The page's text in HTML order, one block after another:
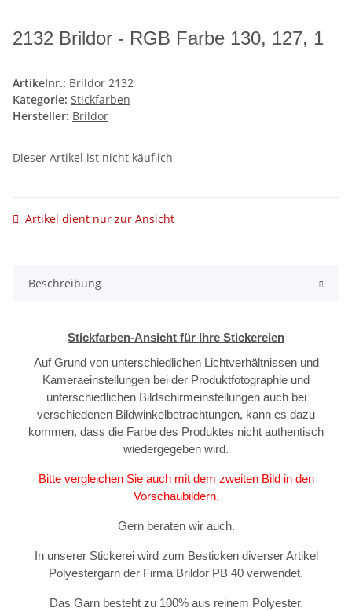
2132 Brildor - RGB Farbe 130, 127, 1
Artikelnr.: Brildor 2132
Kategorie: Stickfarben
Hersteller: Brildor
Dieser Artikel ist nicht käuflich
Artikel dient nur zur Ansicht
Beschreibung
Stickfarben-Ansicht für Ihre Stickereien
Auf Grund von unterschiedlichen Lichtverhältnissen und
Kameraeinstellungen bei der Produktfotographie und
unterschiedlichen Bildschirmeinstellungen auch bei
verschiedenen Bildwinkelbetrachtungen, kann es dazu
kommen, dass die Farbe des Produktes nicht authentisch
wiedergegeben wird.
Bitte vergleichen Sie auch mit dem zweiten Bild in den
Vorschaubildern.
Gern beraten wir auch.
In unserer Stickerei wird zum Besticken diverser Artikel
Polyestergarn der Firma Brildor PB 40 verwendet.
Das Garn besteht zu 100% aus reinem Polyester.